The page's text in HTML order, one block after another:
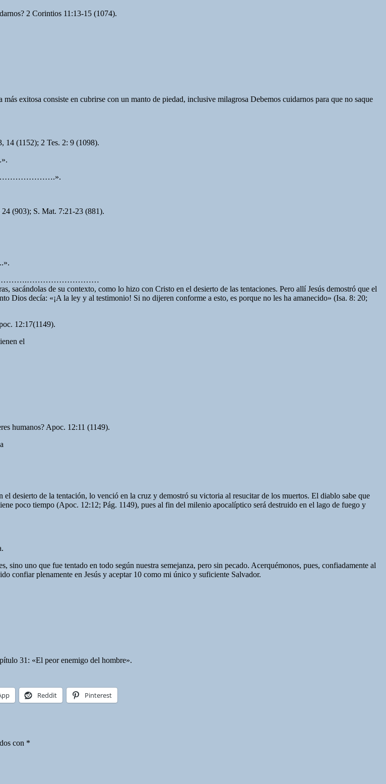
2 Corintios 11:13-15 (1074).
más exitosa consiste en cubrirse con un manto de piedad, inclusive milagrosa Debemos cuidarnos para que no saque
14 (1152); 2 Tes. 2: 9 (1098).
…………………….».
24 (903); S. Mat. 7:21-23 (881).
……….………………………
sacándolas de su contexto, como lo hizo con Cristo en el desierto de las tentaciones. Pero allí Jesús demostró que el
Dios decía: «¡A la ley y al testimonio! Si no dijeren conforme a esto, es porque no les ha amanecido» (Isa. 8: 20;
12:17(1149).
el
humanos? Apoc. 12:11 (1149).
el desierto de la tentación, lo venció en la cruz y demostró su victoria al resucitar de los muertos. El diablo sabe que
poco tiempo (Apoc. 12:12; Pág. 1149), pues al fin del milenio apocalíptico será destruido en el lago de fuego y
sino uno que fue tentado en todo según nuestra semejanza, pero sin pecado. Acerquémonos, pues, confiadamente al
confiar plenamente en Jesús y aceptar 10 como mi único y suficiente Salvador.
31: «El peor enemigo del hombre».
Reddit Pinterest
con *